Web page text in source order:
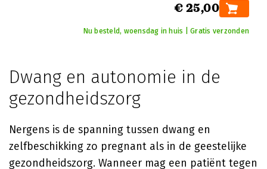
€ 25,00
Nu besteld, woensdag in huis | Gratis verzonden
Dwang en autonomie in de
gezondheidszorg
Nergens is de spanning tussen dwang en
zelfbeschikking zo pregnant als in de geestelijke
gezondheidszorg. Wanneer mag een patiënt tegen